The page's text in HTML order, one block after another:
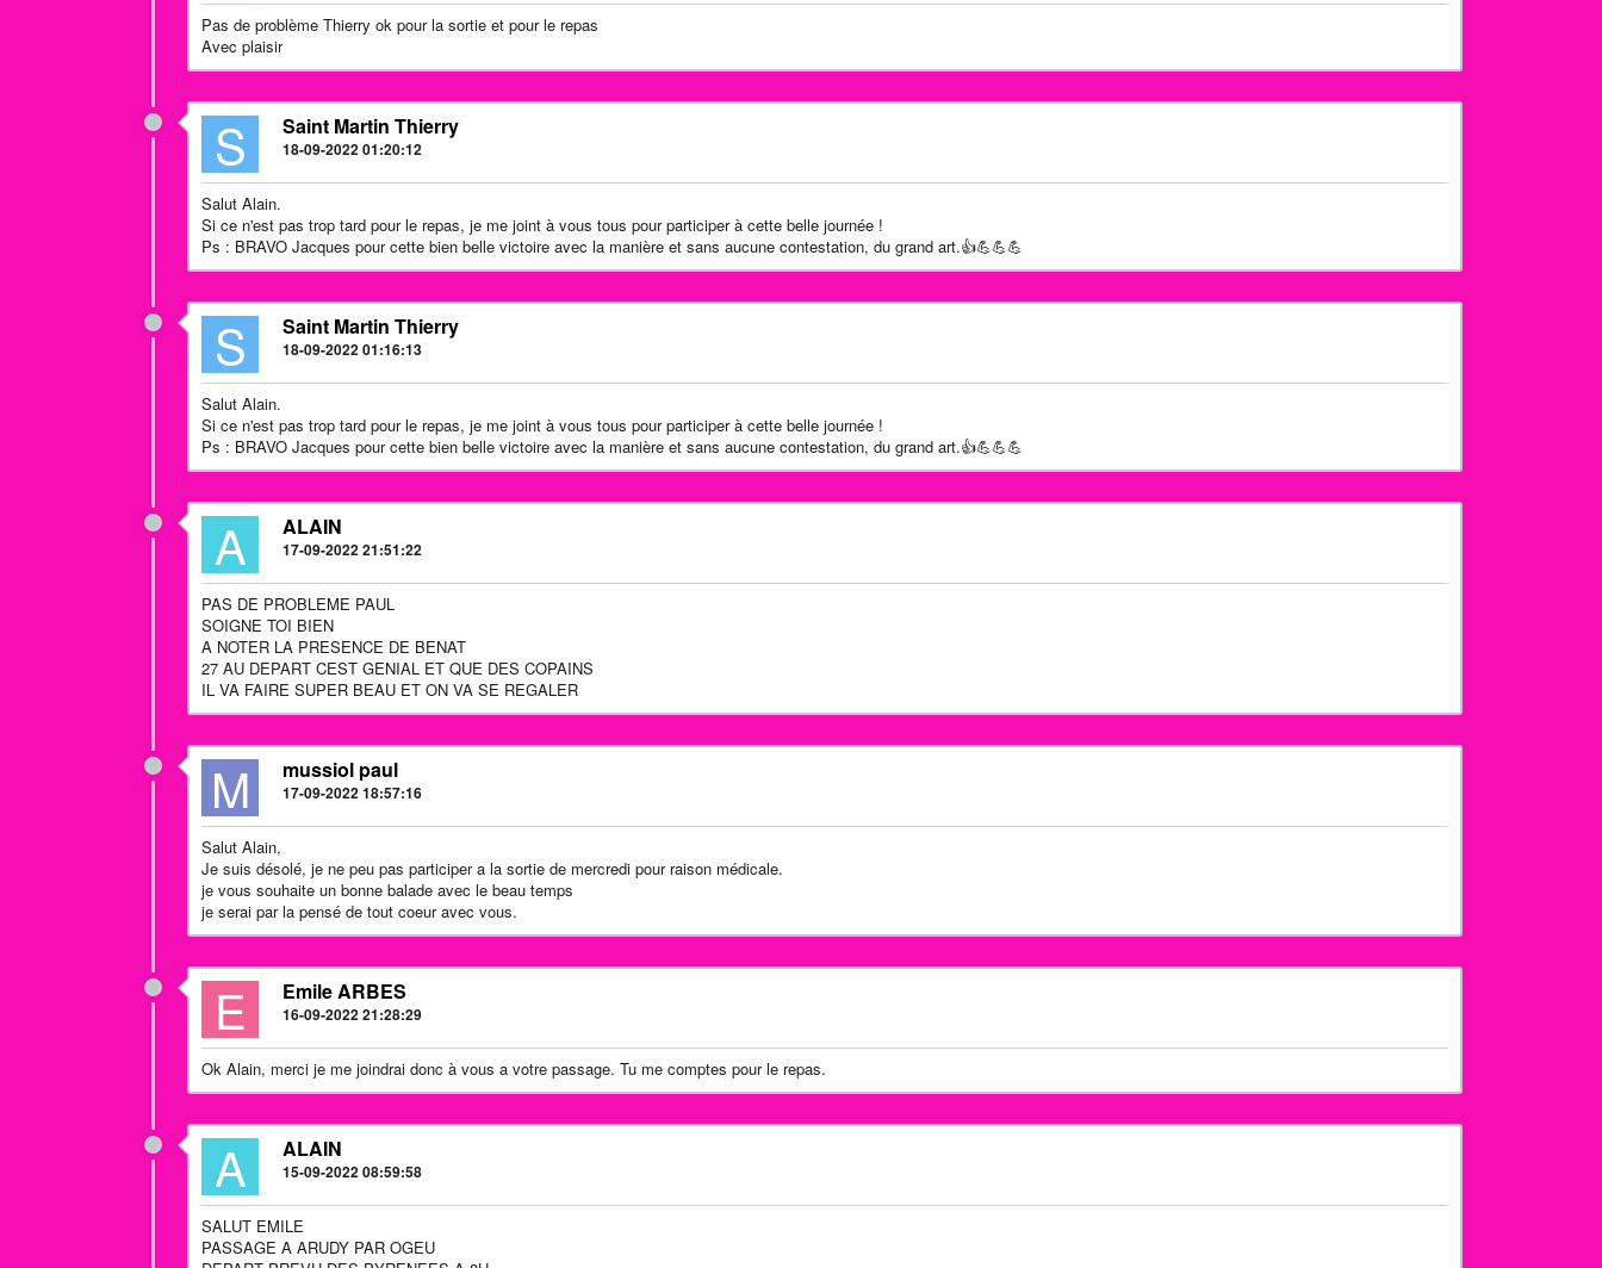
Pas de problème Thierry ok pour la sortie et pour le repas
Avec plaisir
S Saint Martin Thierry
18-09-2022 01:20:12
Salut Alain.
Si ce n'est pas trop tard pour le repas, je me joint à vous tous pour participer à cette belle journée !
Ps : BRAVO Jacques pour cette bien belle victoire avec la manière et sans aucune contestation, du grand art.👍💪💪💪
S Saint Martin Thierry
18-09-2022 01:16:13
Salut Alain.
Si ce n'est pas trop tard pour le repas, je me joint à vous tous pour participer à cette belle journée !
Ps : BRAVO Jacques pour cette bien belle victoire avec la manière et sans aucune contestation, du grand art.👍💪💪💪
A ALAIN
17-09-2022 21:51:22
PAS DE PROBLEME PAUL
SOIGNE TOI BIEN
A NOTER LA PRESENCE DE BENAT
27 AU DEPART CEST GENIAL ET QUE DES COPAINS
IL VA FAIRE SUPER BEAU ET ON VA SE REGALER
M mussiol paul
17-09-2022 18:57:16
Salut Alain,
Je suis désolé, je ne peu pas participer a la sortie de mercredi pour raison médicale.
je vous souhaite un bonne balade avec le beau temps
je serai par la pensé de tout coeur avec vous.
E Emile ARBES
16-09-2022 21:28:29
Ok Alain, merci je me joindrai donc à vous a votre passage. Tu me comptes pour le repas.
A ALAIN
15-09-2022 08:59:58
SALUT EMILE
PASSAGE A ARUDY PAR OGEU